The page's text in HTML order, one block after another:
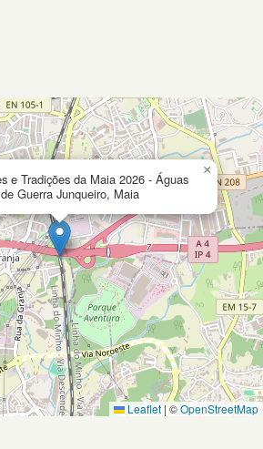
e Tradições da Maia 2026 - Águas
Guerra Junqueiro, Maia
×
Leaflet | ©OpenStreetMap